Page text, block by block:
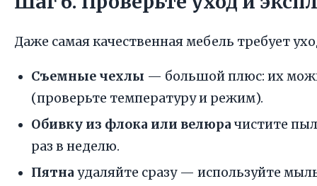
Даже самая качественная мебель требует
Съемные чехлы — большой плюс: их
(проверьте температуру и режим).
Обивку из флока или велюра чистите
раз в неделю.
Пятна удаляйте сразу — используйте